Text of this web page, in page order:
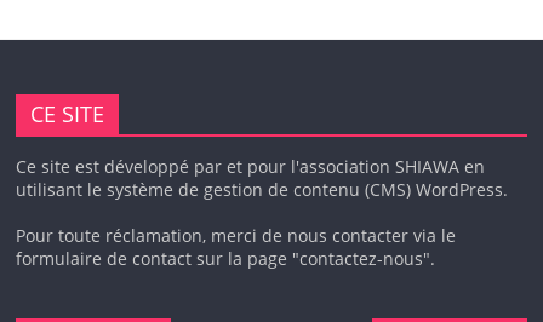
CE SITE
Ce site est développé par et pour l'association SHIAWA en
utilisant le système de gestion de contenu (CMS) WordPress.
Pour toute réclamation, merci de nous contacter via le
formulaire de contact sur la page "contactez-nous".